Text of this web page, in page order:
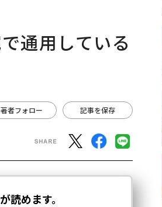
通用している
著者フォロー 記事を保存